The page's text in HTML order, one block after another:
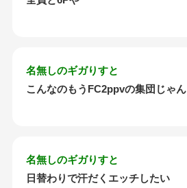
名無しのギガりすと
こんなのもうFC2ppvの集団じゃん
名無しのギガりすと
日替わりで汗だくエッチしたい